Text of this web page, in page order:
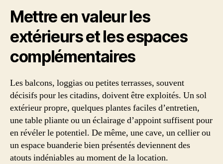
Mettre en valeur les
extérieurs et les espaces
complémentaires
Les balcons, loggias ou petites terrasses, souvent
décisifs pour les citadins, doivent être exploités. Un sol
extérieur propre, quelques plantes faciles d’entretien,
une table pliante ou un éclairage d’appoint suffisent pour
en révéler le potentiel. De même, une cave, un cellier ou
un espace buanderie bien présentés deviennent des
atouts indéniables au moment de la location.